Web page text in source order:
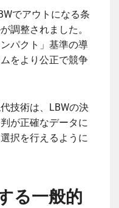
でアウトになる条
調整されました。
パクト」基準の導
をより公正で競争
技術は、LBWの決
が正確なデータに
択を行えるように
る一般的